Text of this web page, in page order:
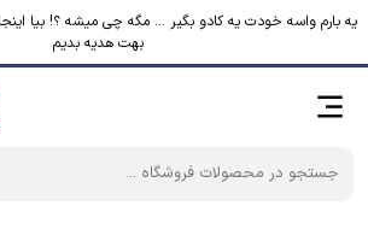
یه بارم واسه خودت یه کادو بگیر ... مگه چی میشه ؟! بیا
بهت هدیه بدیم